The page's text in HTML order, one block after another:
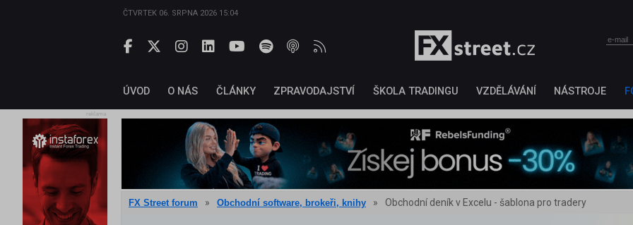
ČTVRTEK 06. SRPNA 2026 15:04
ÚVOD O NÁS ČLÁNKY ZPRAVODAJSTVÍ ŠKOLA TRADINGU VZDĚLÁVÁNÍ NÁSTROJE
reklama
FX Street forum » Obchodní software, brokeři, knihy » Obchodní deník v Excelu - šablona pro tradery